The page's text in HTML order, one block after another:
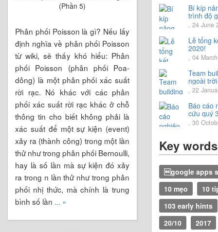
Phân phối Poisson là gì? Nếu lấy
định nghĩa về phân phối Poisson
từ wiki, sẽ thấy khó hiểu: Phân
phối Poisson (phân phối Poa-
dông) là một phân phối xác suất
rời rạc. Nó khác với các phân
phối xác suất rời rạc khác ở chỗ
thông tin cho biết không phải là
xác suất để một sự kiện (event)
xảy ra (thành công) trong một lần
thử như trong phân phối Bernoulli,
hay là số lần mà sự kiện đó xảy
ra trong n lần thử như trong phân
phối nhị thức, mà chính là trung
bình số lần ... »
năm
Bí kíp
trình độ
tiếng
, 24 June
Lễ tổng
2020!
, 04
Team
ngoài
trải
vời.
, 22
Báo cáo
cứu quý
2020
, 30
Key words
google apps
10 mẹo
10
103 early hints
20/10
2017